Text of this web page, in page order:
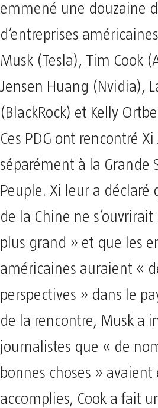
emmené une douzaine
d’entreprises
Musk (Tesla), Tim Cook
Jensen Huang (Nvidia),
(BlackRock) et Kelly
Ces PDG ont rencontré
séparément à la Grande
Peuple. Xi leur a déclaré
de la Chine ne s’ouvrirait
plus grand » et que les
américaines auraient «
perspectives » dans le
de la rencontre, Musk a
journalistes que « de
bonnes choses » avaient
accomplies, Cook a fait